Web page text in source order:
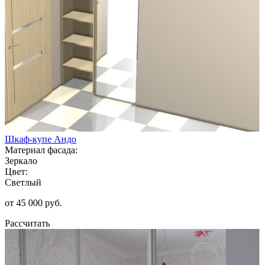
Шкаф-купе Андо
Материал фасада:
Зеркало
Цвет:
Светлый
от 45 000 руб.
Рассчитать